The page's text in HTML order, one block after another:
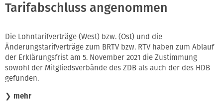
Tarifabschluss angenommen
Die Lohntarifverträge (West) bzw. (Ost) und die
Änderungstarifverträge zum BRTV bzw. RTV haben zum Ablauf
der Erklärungsfrist am 5. November 2021 die Zustimmung
sowohl der Mitgliedsverbände des ZDB als auch der des HDB
gefunden.
❯ mehr